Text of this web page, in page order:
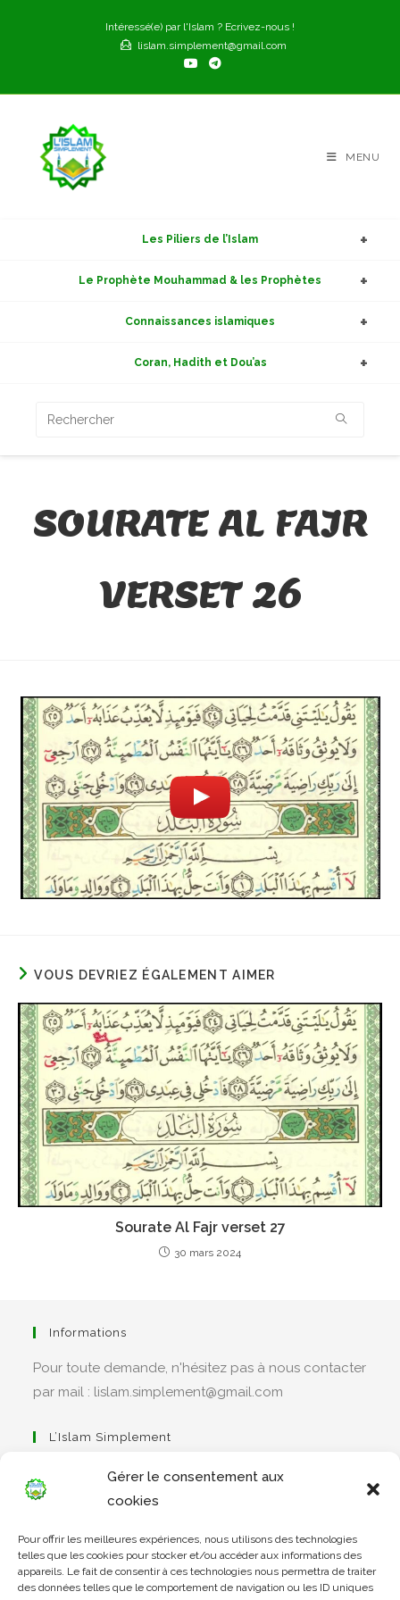
Gérer le consentement aux
cookies
Pour offrir les meilleures expériences, nous utilisons des technologies
telles que les cookies pour stocker et/ou accéder aux informations des
appareils. Le fait de consentir à ces technologies nous permettra de traiter
des données telles que le comportement de navigation ou les ID uniques
Intéressé(e) par l'Islam ? Ecrivez-nous !
lislam.simplement@gmail.com
MENU
Les Piliers de l’Islam
Le Prophète Mouhammad & les Prophètes
Connaissances islamiques
Coran, Hadith et Dou’as
SOURATE AL FAJR
VERSET 26
VOUS DEVRIEZ ÉGALEMENT AIMER
Sourate Al Fajr verset 27
30 mars 2024
Informations
Pour toute demande, n'hésitez pas à nous contacter
par mail : lislam.simplement@gmail.com
L’Islam Simplement
dans
un
nouvel
Apprendre Le Coran Simplement